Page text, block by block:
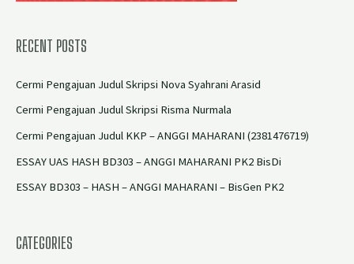
RECENT POSTS
Cermi Pengajuan Judul Skripsi Nova Syahrani Arasid
Cermi Pengajuan Judul Skripsi Risma Nurmala
Cermi Pengajuan Judul KKP – ANGGI MAHARANI (2381476719)
ESSAY UAS HASH BD303 – ANGGI MAHARANI PK2 BisDi
ESSAY BD303 – HASH – ANGGI MAHARANI – BisGen PK2
CATEGORIES